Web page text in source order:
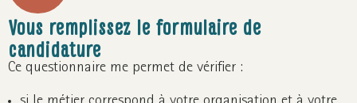
Vous remplissez le formulaire de
candidature
Ce questionnaire me permet de vérifier :